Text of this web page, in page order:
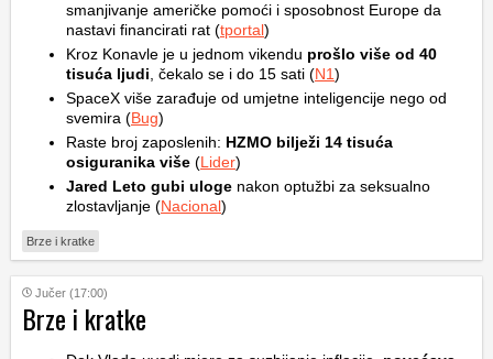
smanjivanje američke pomoći i sposobnost Europe da
nastavi financirati rat (tportal)
Kroz Konavle je u jednom vikendu prošlo više od 40
tisuća ljudi , čekalo se i do 15 sati (N1)
SpaceX više zarađuje od umjetne inteligencije nego od
svemira (Bug)
Raste broj zaposlenih: HZMO bilježi 14 tisuća
osiguranika više (Lider)
Jared Leto gubi uloge nakon optužbi za seksualno
zlostavljanje (Nacional)
Brze i kratke
Jučer (17:00)
Brze i kratke